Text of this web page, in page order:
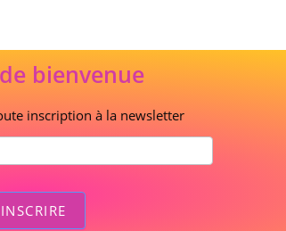
bienvenue
inscription à la newsletter